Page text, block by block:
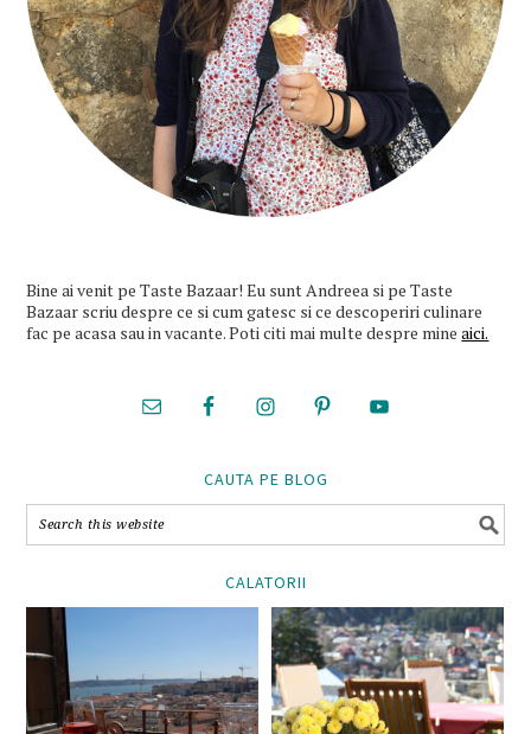
Bine ai venit pe Taste Bazaar! Eu sunt Andreea si pe Taste
Bazaar scriu despre ce si cum gatesc si ce descoperiri culinare
fac pe acasa sau in vacante. Poti citi mai multe despre mineaici.
CAUTA PE BLOG
CALATORII